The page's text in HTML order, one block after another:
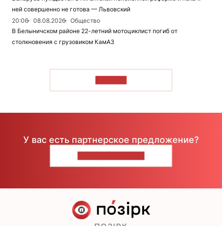
ней совершенно не готова — Львовский
20:06
08.08.2026
Общество
В Белыничском районе 22-летний мотоциклист погиб от
столкновения с грузовиком КамАЗ
У вас есть партнерское предложение?